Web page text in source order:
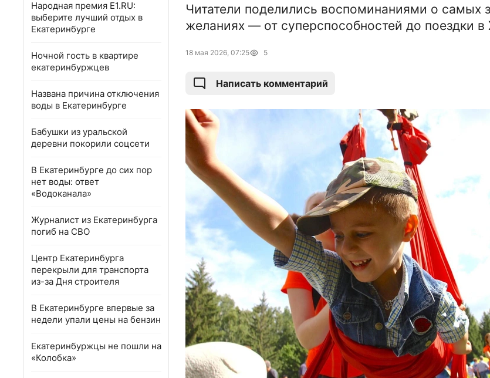
Народная премия E1.RU:
выберите лучший отдых в
Екатеринбурге
Ночной гость в квартире
екатеринбуржцев
Названа причина отключения
воды в Екатеринбурге
Бабушки из уральской
деревни покорили соцсети
В Екатеринбурге до сих пор
нет воды: ответ
«Водоканала»
Журналист из Екатеринбурга
погиб на СВО
Центр Екатеринбурга
перекрыли для транспорта
из-за Дня строителя
В Екатеринбурге впервые за
недели упали цены на бензин
Екатеринбуржцы не пошли на
«Колобка»
Читатели поделились воспоминаниями о самых
желаниях — от суперспособностей до поездки в
18 мая 2026, 07:25 5
Написать комментарий